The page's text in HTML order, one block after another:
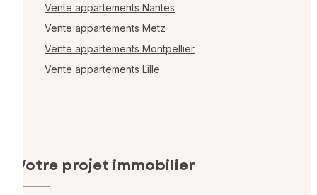
Vente appartements Nantes
Vente appartements Metz
Vente appartements Montpellier
Vente appartements Lille
Votre projet immobilier